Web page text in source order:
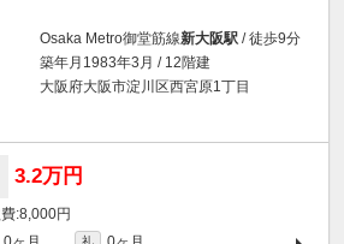
Osaka Metro御堂筋線新大阪駅 / 徒歩9分
築年月1983年3月 / 12階建
大阪府大阪市淀川区西宮原1丁目
3.2万円
8,000円